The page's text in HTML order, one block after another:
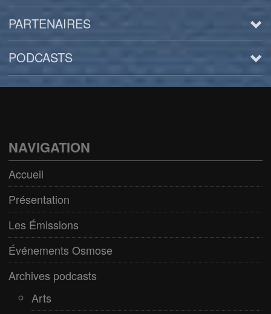
PARTENAIRES
PODCASTS
Arts
Bien être/Santé
Culture/Loisirs
Electro/Transe
Paranormal
Pop/Rock
Rap
Spiritualité
NAVIGATION
Accueil
Présentation
Les Émissions
Événements Osmose
Archives podcasts
Arts